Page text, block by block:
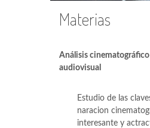
Materias
Análisis cinematográfico
audiovisual
Estudio de las
naracion
interesante y